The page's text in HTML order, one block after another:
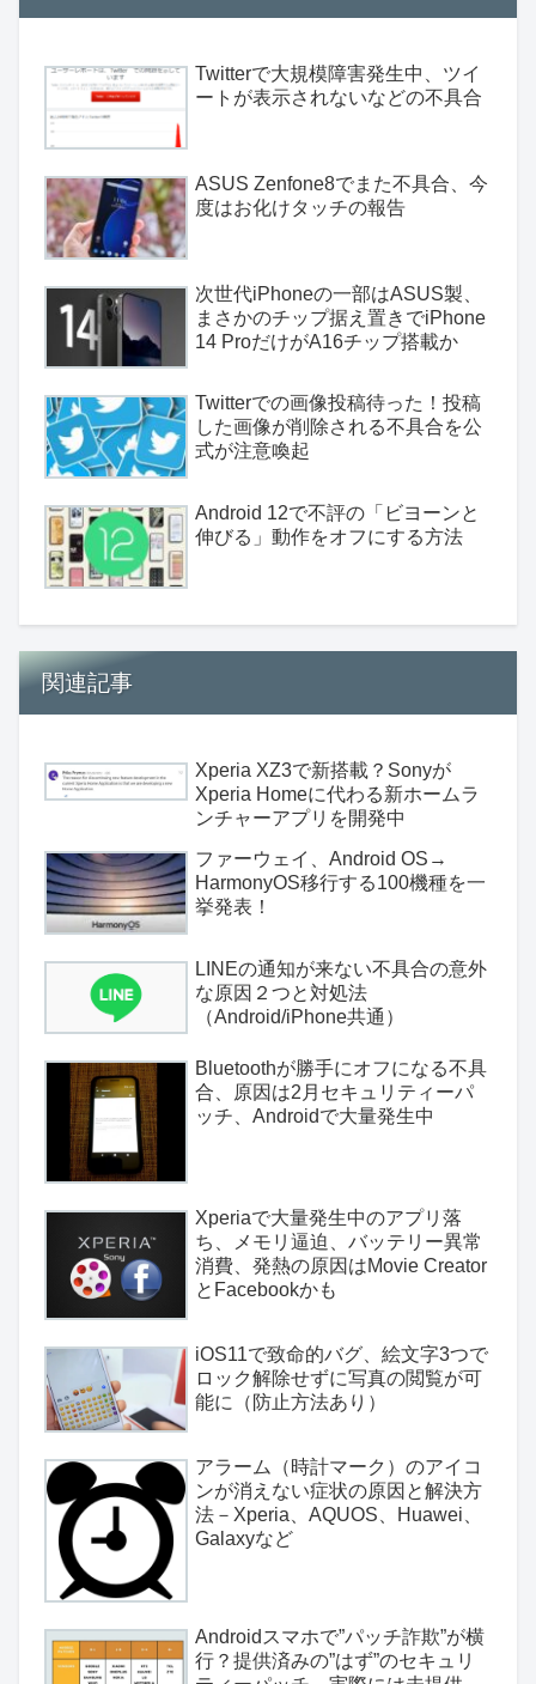
Twitterで大規模障害発生中、ツイ
ートが表示されないなどの不具合
ASUS Zenfone8でまた不具合、今
度はお化けタッチの報告
次世代iPhoneの一部はASUS製、
まさかのチップ据え置きでiPhone
14 ProだけがA16チップ搭載か
Twitterでの画像投稿待った！投稿
した画像が削除される不具合を公
式が注意喚起
Android 12で不評の「ビヨーンと
伸びる」動作をオフにする方法
関連記事
Xperia XZ3で新搭載？Sonyが
Xperia Homeに代わる新ホームラ
ンチャーアプリを開発中
ファーウェイ、Android OS→
HarmonyOS移行する100機種を一
挙発表！
LINEの通知が来ない不具合の意外
な原因２つと対処法
（Android/iPhone共通）
Bluetoothが勝手にオフになる不具
合、原因は2月セキュリティーパ
ッチ、Androidで大量発生中
Xperiaで大量発生中のアプリ落
ち、メモリ逼迫、バッテリー異常
消費、発熱の原因はMovie Creator
とFacebookかも
iOS11で致命的バグ、絵文字3つで
ロック解除せずに写真の閲覧が可
能に（防止方法あり）
アラーム（時計マーク）のアイコ
ンが消えない症状の原因と解決方
法－Xperia、AQUOS、Huawei、
Galaxyなど
Androidスマホで”パッチ詐欺”が横
行？提供済みの”はず”のセキュリ